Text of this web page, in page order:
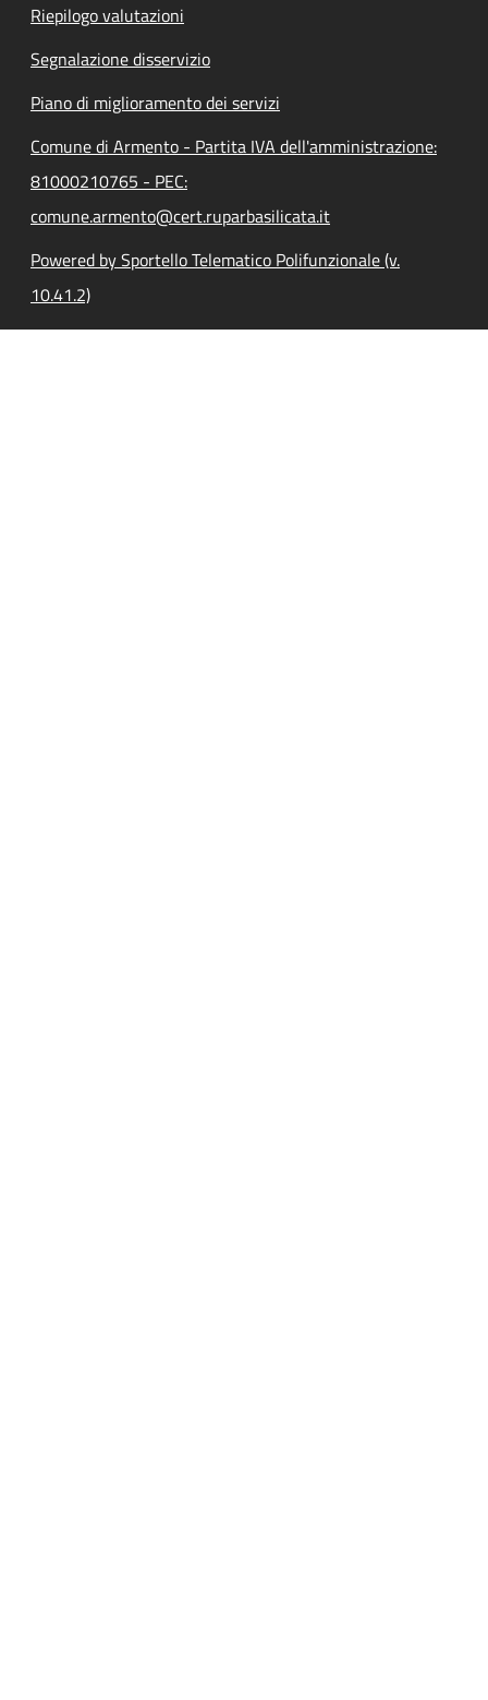
Riepilogo valutazioni
Segnalazione disservizio
Piano di miglioramento dei servizi
Comune di Armento - Partita IVA dell'amministrazione:
81000210765 - PEC:
comune.armento@cert.ruparbasilicata.it
Powered by Sportello Telematico Polifunzionale (v.
10.41.2)